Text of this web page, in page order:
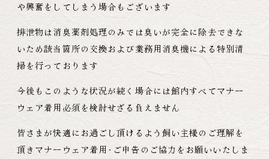
や興奮をしてしまう場合もございます
排泄物は消臭薬剤処理のみでは臭いが完全に除去できな
いため該当箇所の交換および業務用消臭機による特別清
掃を行っております
今後もこのような状況が続く場合には館内すべてマナー
ウェア着用必須を検討せざる負えません
皆さまが快適にお過ごし頂けるよう飼い主様のご理解を
頂きマナーウェア着用・ご申告のご協力をお願いいたしま